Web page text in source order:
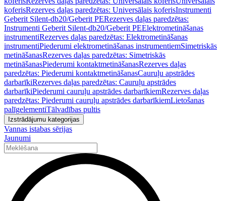
koferisRezerves daļas paredzētas: Universālais koferisInstrumenti
Geberit Silent-db20/Geberit PERezerves daļas paredzētas:
Instrumenti Geberit Silent-db20/Geberit PEElektrometināšanas
instrumentiRezerves daļas paredzētas: Elektrometināšanas
instrumentiPiederumi elektrometināšanas instrumentiemSimetriskās
metināšanasRezerves daļas paredzētas: Simetriskās
metināšanasPiederumi kontaktmetināšanasRezerves daļas
paredzētas: Piederumi kontaktmetināšanasCauruļu apstrādes
darbarīkiRezerves daļas paredzētas: Cauruļu apstrādes
darbarīkiPiederumi cauruļu apstrādes darbarīkiemRezerves daļas
paredzētas: Piederumi cauruļu apstrādes darbarīkiemLietošanas
palīgelementiTālvadības pultis
Izstrādājumu kategorijas
Vannas istabas sērijas
Jaunumi